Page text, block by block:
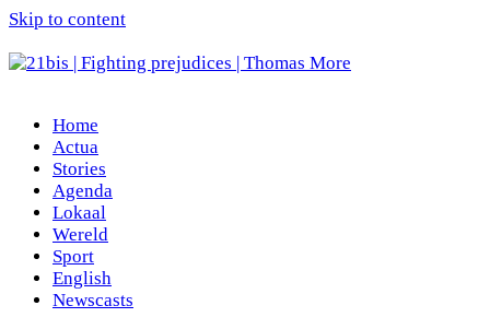
Skip to content
Home
Actua
Stories
Agenda
Lokaal
Wereld
Sport
English
Newscasts